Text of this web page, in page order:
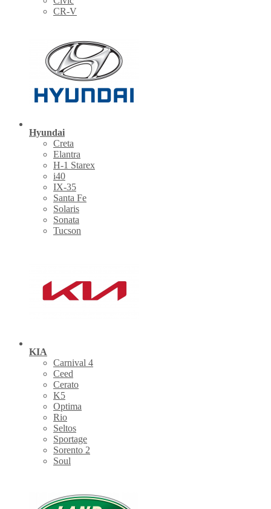
CR-V
Hyundai
Creta
Elantra
H-1 Starex
i40
IX-35
Santa Fe
Solaris
Sonata
Tucson
KIA
Carnival 4
Ceed
Cerato
K5
Optima
Rio
Seltos
Sportage
Sorento 2
Soul